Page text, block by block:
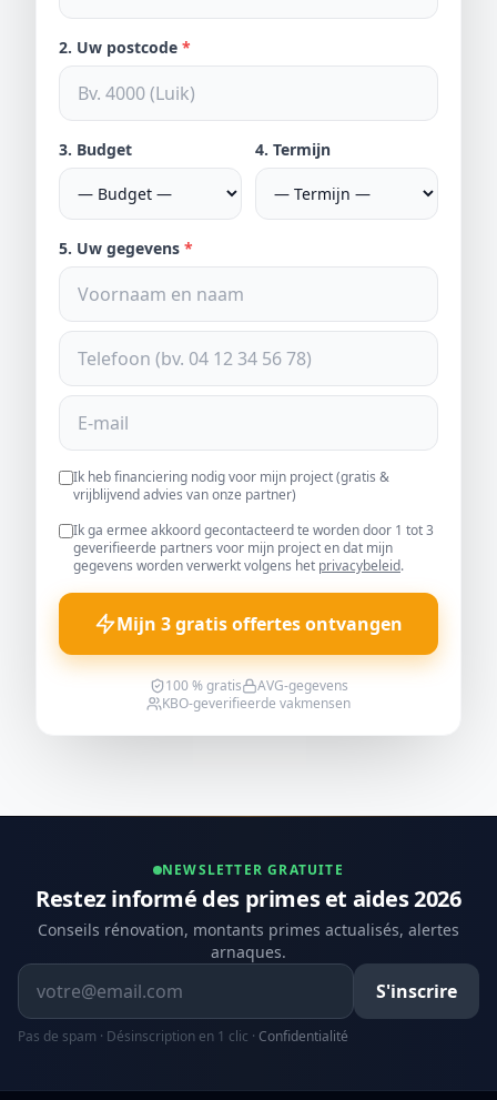
2. Uw postcode *
3. Budget 4. Termijn
5. Uw gegevens *
Ik heb financiering nodig voor mijn project (gratis &
vrijblijvend advies van onze partner)
Ik ga ermee akkoord gecontacteerd te worden door 1 tot 3
geverifieerde partners voor mijn project en dat mijn
gegevens worden verwerkt volgens het privacybeleid.
Mijn 3 gratis offertes ontvangen
100 % gratis
AVG-gegevens
KBO-geverifieerde vakmensen
NEWSLETTER GRATUITE
Restez informé des primes et aides 2026
Conseils rénovation, montants primes actualisés, alertes
arnaques.
Adresse email
S'inscrire
Pas de spam · Désinscription en 1 clic · Confidentialité